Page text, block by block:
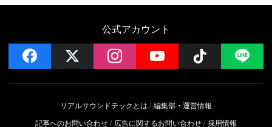
公式アカウント
facebook instagramYouTube Follow
リアルサウンドテックとは
編集部・運営情報
記事へのお問い合わせ
広告に関するお問い合わせ 採用情報